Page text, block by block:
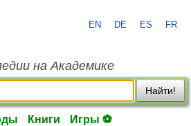
EN DE ES FR
на Академике
Найти!
Книги Игры ⚽